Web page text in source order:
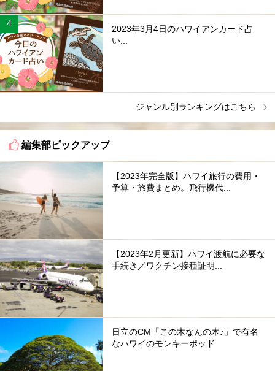
2023年3月4日のハワイアンカード占
い...
ジャンル別ランキングはこちら
編集部ピックアップ
【2023年完全版】ハワイ旅行の費用・
予算・旅費まとめ。飛行機代...
【2023年2月更新】ハワイ渡航に必要な
手続き／ワクチン接種証明...
日立のCM「この木なんの木♪」で有名
なハワイのモンキーポッド